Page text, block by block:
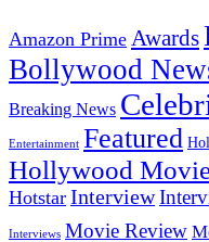
Amazon Prime Awards
Bollywood
Breaking News
Entertainment Featured
Hollywood
Hotstar Interview
Interviews Movie Review